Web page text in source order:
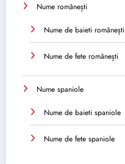
Nume românești
Nume de baieti românești
Nume de fete românești
Nume spaniole
Nume de baieti spaniole
Nume de fete spaniole